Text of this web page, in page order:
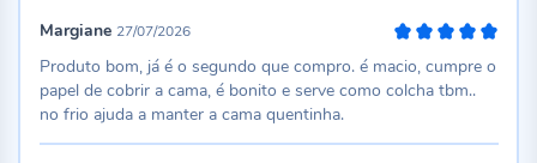
Margiane 27/07/2026
Produto bom, já é o segundo que compro. é macio, cumpre o
papel de cobrir a cama, é bonito e serve como colcha tbm..
no frio ajuda a manter a cama quentinha.